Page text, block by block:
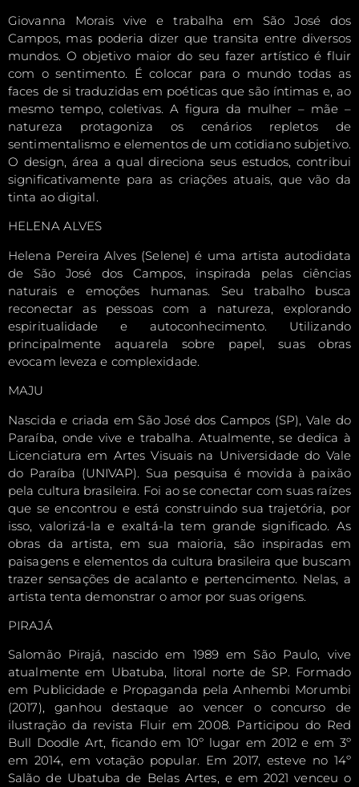
Giovanna Morais vive e trabalha em São José dos
Campos, mas poderia dizer que transita entre diversos
mundos. O objetivo maior do seu fazer artístico é fluir
com o sentimento. É colocar para o mundo todas as
faces de si traduzidas em poéticas que são íntimas e, ao
mesmo tempo, coletivas. A figura da mulher – mãe –
natureza protagoniza os cenários repletos de
sentimentalismo e elementos de um cotidiano subjetivo.
O design, área a qual direciona seus estudos, contribui
significativamente para as criações atuais, que vão da
tinta ao digital.
HELENA ALVES
Helena Pereira Alves (Selene) é uma artista autodidata
de São José dos Campos, inspirada pelas ciências
naturais e emoções humanas. Seu trabalho busca
reconectar as pessoas com a natureza, explorando
espiritualidade e autoconhecimento. Utilizando
principalmente aquarela sobre papel, suas obras
evocam leveza e complexidade.
MAJU
Nascida e criada em São José dos Campos (SP), Vale do
Paraíba, onde vive e trabalha. Atualmente, se dedica à
Licenciatura em Artes Visuais na Universidade do Vale
do Paraíba (UNIVAP). Sua pesquisa é movida à paixão
pela cultura brasileira. Foi ao se conectar com suas raízes
que se encontrou e está construindo sua trajetória, por
isso, valorizá-la e exaltá-la tem grande significado. As
obras da artista, em sua maioria, são inspiradas em
paisagens e elementos da cultura brasileira que buscam
trazer sensações de acalanto e pertencimento. Nelas, a
artista tenta demonstrar o amor por suas origens.
PIRAJÁ
Salomão Pirajá, nascido em 1989 em São Paulo, vive
atualmente em Ubatuba, litoral norte de SP. Formado
em Publicidade e Propaganda pela Anhembi Morumbi
(2017), ganhou destaque ao vencer o concurso de
ilustração da revista Fluir em 2008. Participou do Red
Bull Doodle Art, ficando em 10º lugar em 2012 e em 3º
em 2014, em votação popular. Em 2017, esteve no 14º
Salão de Ubatuba de Belas Artes, e em 2021 venceu o